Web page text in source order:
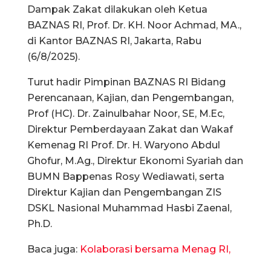
Dampak Zakat dilakukan oleh Ketua
BAZNAS RI, Prof. Dr. KH. Noor Achmad, MA.,
di Kantor BAZNAS RI, Jakarta, Rabu
(6/8/2025).
Turut hadir Pimpinan BAZNAS RI Bidang
Perencanaan, Kajian, dan Pengembangan,
Prof (HC). Dr. Zainulbahar Noor, SE, M.Ec,
Direktur Pemberdayaan Zakat dan Wakaf
Kemenag RI Prof. Dr. H. Waryono Abdul
Ghofur, M.Ag., Direktur Ekonomi Syariah dan
BUMN Bappenas Rosy Wediawati, serta
Direktur Kajian dan Pengembangan ZIS
DSKL Nasional Muhammad Hasbi Zaenal,
Ph.D.
Baca juga: Kolaborasi bersama Menag RI,